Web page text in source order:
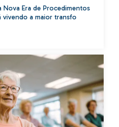
Nova Era de Procedimentos
vivendo a maior transfo